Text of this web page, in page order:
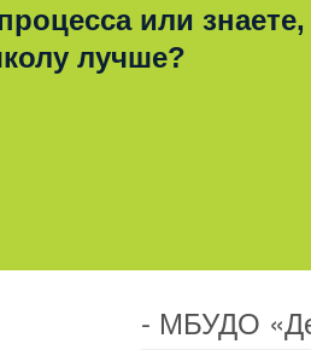
или знаете,
лучше?
- МБУДО